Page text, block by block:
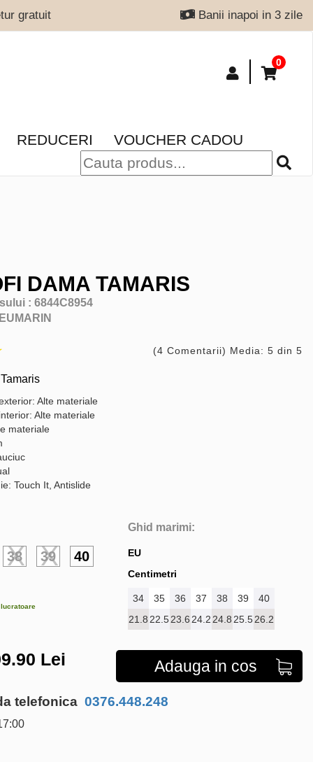
gratuit Banii inapoi in 3 zile
0
REDUCERI VOUCHER CADOU
DAMA TAMARIS
: 6844C8954
(4 Comentarii) Media: 5 din 5
Alte materiale
Alte materiale
materiale
Touch It, Antislide
38 39 40
Ghid marimi:
EU
Centimetri
34 35 36 37 38 39
40
21.8 22.523.6 24.2 24.8 25.526.2
Lei Adauga in cos
telefonica 0376.448.248